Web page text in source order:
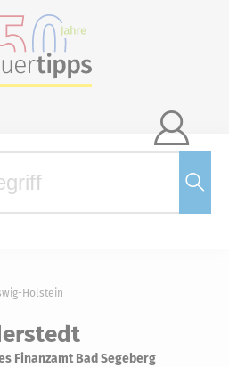

Holstein
Finanzamt Bad Segeberg